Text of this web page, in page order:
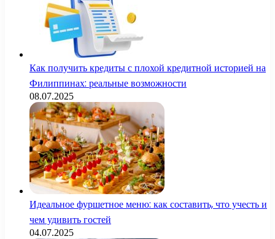
Как получить кредиты с плохой кредитной историей на
Филиппинах: реальные возможности
08.07.2025
Идеальное фуршетное меню: как составить, что учесть и
чем удивить гостей
04.07.2025